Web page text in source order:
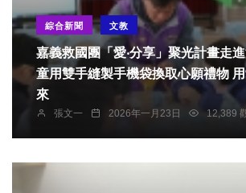
綜合新聞 文教
嘉義救國團「愛‧分享」聚光計畫走
童用雙手縫製手機袋換取心願禮物 用愛點亮偏鄉未
來
張文一 2026年一月23日 12,389